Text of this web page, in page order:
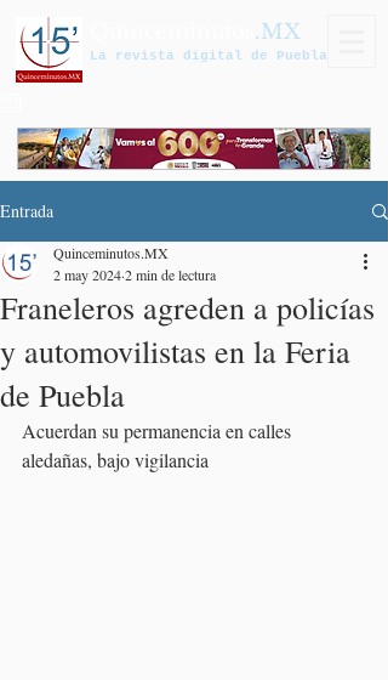
.MX
La revista digital de Puebla
Entrada
Franeleros agreden a policías
y automovilistas en la Feria
de Puebla
Quinceminutos.MX
2 may 20242 min de lectura
Acuerdan su permanencia en calles
aledañas, bajo vigilancia